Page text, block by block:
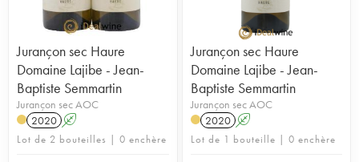
Jurançon sec Haure
Domaine Lajibe - Jean-
Baptiste Semmartin
Jurançon sec AOC
2020 A
Lot de 2 bouteilles | 0 enchère
Jurançon sec Haure
Domaine Lajibe - Jean-
Baptiste Semmartin
Jurançon sec AOC
2020 A
Lot de 1 bouteille | 0 enchère